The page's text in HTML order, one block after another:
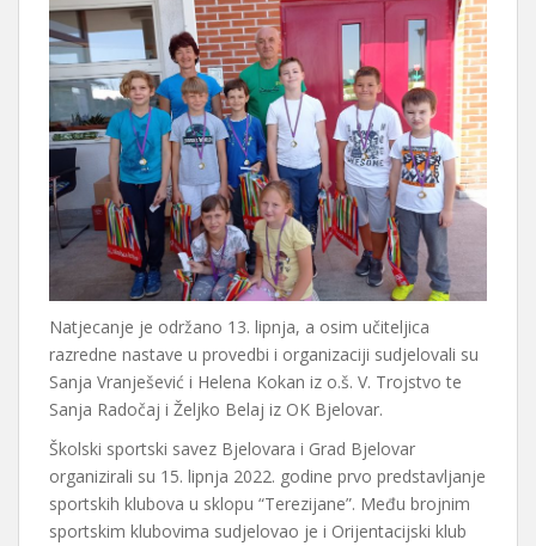
Natjecanje je održano 13. lipnja, a osim učiteljica
razredne nastave u provedbi i organizaciji sudjelovali su
Sanja Vranješević i Helena Kokan iz o.š. V. Trojstvo te
Sanja Radočaj i Željko Belaj iz OK Bjelovar.
Školski sportski savez Bjelovara i Grad Bjelovar
organizirali su 15. lipnja 2022. godine prvo predstavljanje
sportskih klubova u sklopu “Terezijane”. Među brojnim
sportskim klubovima sudjelovao je i Orijentacijski klub